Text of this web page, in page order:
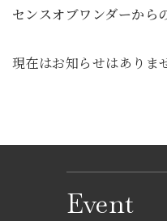
センスオブワンダーから
現在はお知らせはありま
Event